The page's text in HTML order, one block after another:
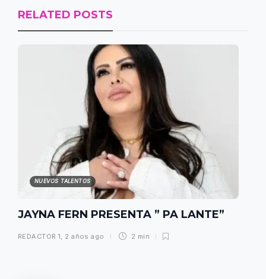
RELATED POSTS
NUEVOS TALENTOS
JAYNA FERN PRESENTA ” PA LANTE”
REDACTOR 1 2 años ago 2 min